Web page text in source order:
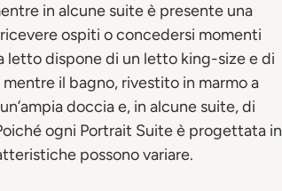
in alcune suite è presente una
ospiti o concedersi momenti
letto dispone di un letto king-size e di
mentre il bagno, rivestito in marmo a
doccia e, in alcune suite, di
ogni Portrait Suite è progettata in
possono variare.